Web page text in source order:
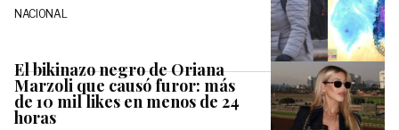
NACIONAL
El bikinazo negro de Oriana
Marzoli que causó furor: más
de 10 mil likes en menos de 24
horas